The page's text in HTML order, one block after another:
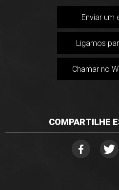
Enviar um
Ligamos
Chamar no
COMPARTILHE